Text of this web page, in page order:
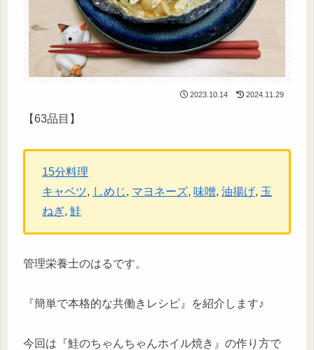
2023.10.14 2024.11.29
【63品目】
15分料理
キャベツ, しめじ, マヨネーズ, 味噌, 油揚げ, 玉
ねぎ, 鮭
管理栄養士のはるです。
『簡単で本格的な共働きレシピ』を紹介します♪
今回は『鮭のちゃんちゃんホイル焼き』の作り方で